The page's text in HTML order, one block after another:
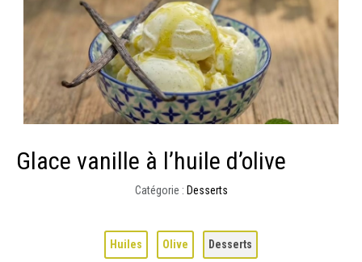
Glace vanille à l’huile d’olive
Catégorie : Desserts
Huiles Olive Desserts